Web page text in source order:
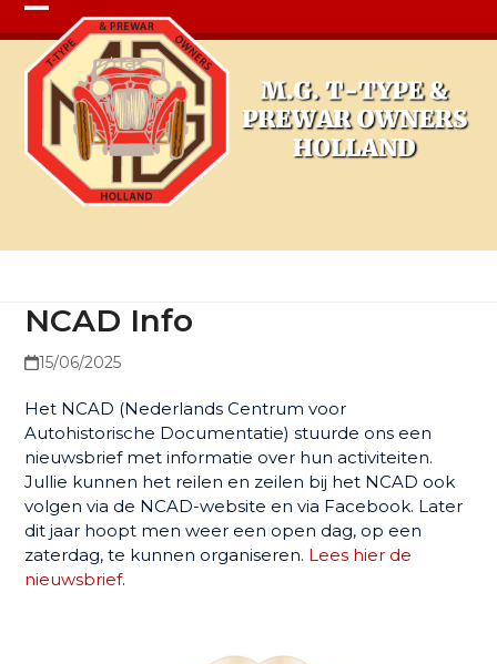
Open
mobile
menu
Close
mobile
menu
NCAD Info
15/06/2025
Het NCAD (Nederlands Centrum voor
Autohistorische Documentatie) stuurde ons een
nieuwsbrief met informatie over hun activiteiten.
Jullie kunnen het reilen en zeilen bij het NCAD ook
volgen via de NCAD-website en via Facebook. Later
dit jaar hoopt men weer een open dag, op een
zaterdag, te kunnen organiseren. Lees hier de
nieuwsbrief.